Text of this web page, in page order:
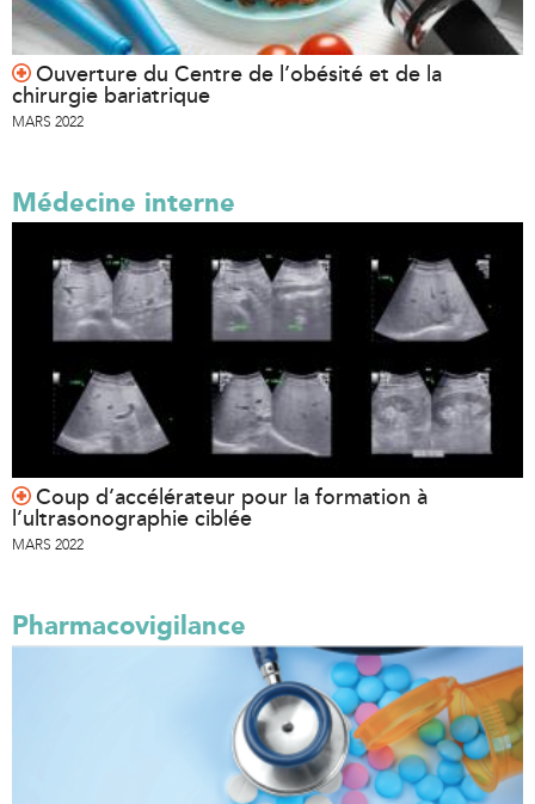
Ouverture du Centre de l’obésité et de la
chirurgie bariatrique
MARS 2022
Médecine interne
Coup d’accélérateur pour la formation à
l’ultrasonographie ciblée
MARS 2022
Pharmacovigilance